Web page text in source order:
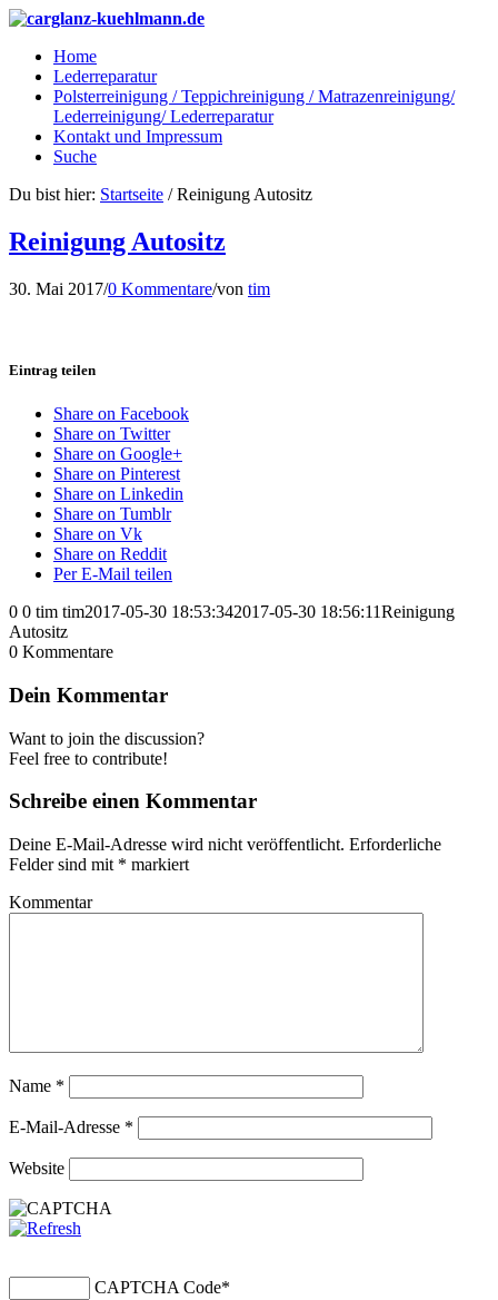
Home
Lederreparatur
Polsterreinigung / Teppichreinigung / Matrazenreinigung/
Lederreinigung/ Lederreparatur
Kontakt und Impressum
Suche
Du bist hier: Startseite / Reinigung Autositz
Reinigung Autositz
30. Mai 2017/0 Kommentare/von tim
Eintrag teilen
Share on Facebook
Share on Twitter
Share on Google+
Share on Pinterest
Share on Linkedin
Share on Tumblr
Share on Vk
Share on Reddit
Per E-Mail teilen
0 0 tim tim2017-05-30 18:53:342017-05-30 18:56:11Reinigung
Autositz
0 Kommentare
Dein Kommentar
Want to join the discussion?
Feel free to contribute!
Schreibe einen Kommentar
Deine E-Mail-Adresse wird nicht veröffentlicht. Erforderliche
Felder sind mit * markiert
Kommentar
Name *
E-Mail-Adresse *
Website
CAPTCHA Code*